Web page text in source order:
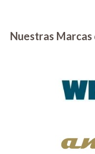
Nuestras Marcas